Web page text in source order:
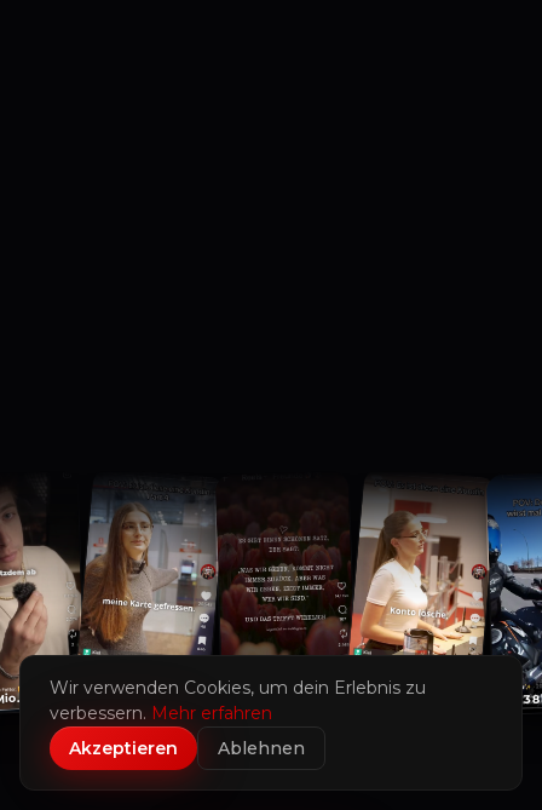
425K 1,2 Mio. 168K 338K
Wir verwenden Cookies, um dein Erlebnis zu
verbessern. Mehr erfahren
Akzeptieren
Ablehnen